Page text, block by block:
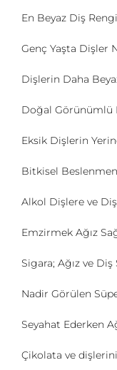
En Beyaz Diş
Genç Yaşta Dişler
Dişlerin Daha
Doğal Görünümlü
Eksik Dişlerin
Bitkisel
Alkol Dişlere ve
Emzirmek Ağız
Sigara; Ağız ve Diş
Nadir Görülen
Seyahat Ederken
Çikolata ve